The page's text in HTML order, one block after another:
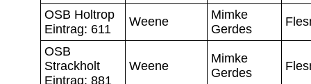
OSB Holtrop
Eintrag: 611
Weene
Mimke
Gerdes
OSB
Strackholt
Eintrag: 881
Weene
Mimke
Gerdes